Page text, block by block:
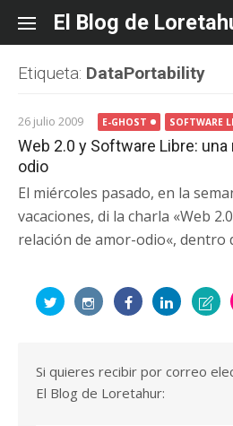
content
El Blog de
Etiqueta: DataPortability
26 julio 2009 E-GHOST SOFTWARE
Web 2.0 y Software Libre:
odio
El miércoles pasado, en la
vacaciones, di la charla «Web
relación de amor-odio«, dentro
Si quieres recibir por correo
El Blog de Loretahur: